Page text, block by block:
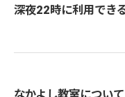
深夜22時に利用でき